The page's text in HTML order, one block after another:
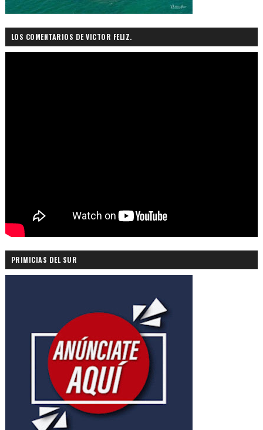
LOS COMENTARIOS DE VICTOR FELIZ.
PRIMICIAS DEL SUR